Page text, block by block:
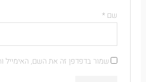
שם*
שמור בדפדפן זה את השם,